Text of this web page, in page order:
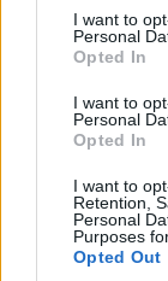
consent section.
I want to
Personal
Opted In
I want to
Personal
Opted In
I want to
Retention,
Personal
Purposes
Opted Out
διασώστριας